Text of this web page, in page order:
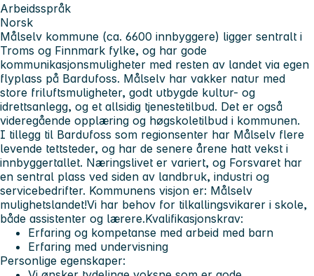
Arbeidsspråk
Norsk
Målselv kommune (ca. 6600 innbyggere) ligger sentralt i
Troms og Finnmark fylke, og har gode
kommunikasjonsmuligheter med resten av landet via egen
flyplass på Bardufoss. Målselv har vakker natur med
store friluftsmuligheter, godt utbygde kultur- og
idrettsanlegg, og et allsidig tjenestetilbud. Det er også
videregående opplæring og høgskoletilbud i kommunen.
I tillegg til Bardufoss som regionsenter har Målselv flere
levende tettsteder, og har de senere årene hatt vekst i
innbyggertallet. Næringslivet er variert, og Forsvaret har
en sentral plass ved siden av landbruk, industri og
servicebedrifter. Kommunens visjon er: Målselv
mulighetslandet!Vi har behov for tilkallingsvikarer i skole,
både assistenter og lærere.Kvalifikasjonskrav:
Erfaring og kompetanse med arbeid med barn
Erfaring med undervisning
Personlige egenskaper: